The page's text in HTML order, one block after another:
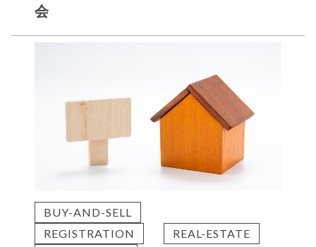
会
BUY-AND-SELL
REGISTRATION
REAL-ESTATE